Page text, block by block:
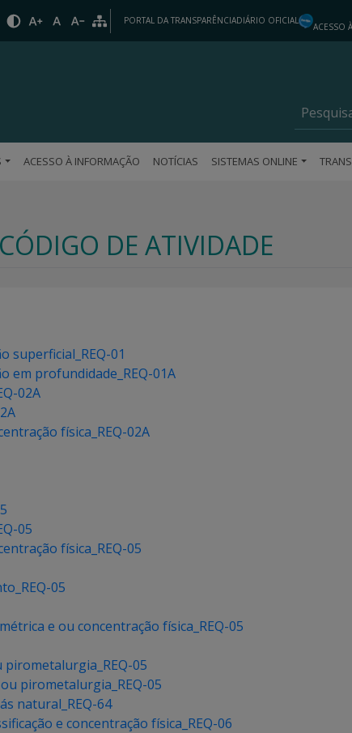
PORTAL DA TRANSPARÊNCIADIÁRIO OFICIAL
ACESSO
ACESSO À INFORMAÇÃO NOTÍCIAS SISTEMAS ONLINE
DE ATIVIDADE
superficial_REQ-01
em profundidade_REQ-01A
02A
física_REQ-02A
05
física_REQ-05
05
e ou concentração física_REQ-05
05
pirometalurgia_REQ-05
natural_REQ-64
e concentração física_REQ-06